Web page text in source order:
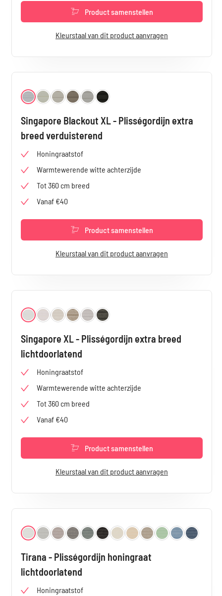
Product samenstellen
Kleurstaal van dit product aanvragen
Selecteer
Kleur
Lichtblauw 4900
Cremé 4901
Lichtgrijs 4902
Geelgrijs 4903
Kiezelgrijs 4904
Zwart 4905
Singapore Blackout XL - Plisségordijn extra
breed verduisterend
Honingraatstof
Warmtewerende witte achterzijde
Tot 360 cm breed
Vanaf €40
Product samenstellen
Kleurstaal van dit product aanvragen
Selecteer
Kleur
Wit 3900Vanille 3901
Cremé 3902
Geelgrijs 3903
Lichtgrijs 3904
Zwart 3905
Singapore XL - Plisségordijn extra breed
lichtdoorlatend
Honingraatstof
Warmtewerende witte achterzijde
Tot 360 cm breed
Vanaf €40
Product samenstellen
Kleurstaal van dit product aanvragen
Selecteer
Kleur
Gebroken Wit 1780
Grijs 1781Taupe 1782
Donkergrijs 1783
Blauw-Grijs 1784
Donkerbruin 1785
Créme 1786
Beige 1787
Donkerbeige 1788
Groen 1789
Lichtblauw
Tirana - Plisségordijn honingraat
lichtdoorlatend
Honingraatstof